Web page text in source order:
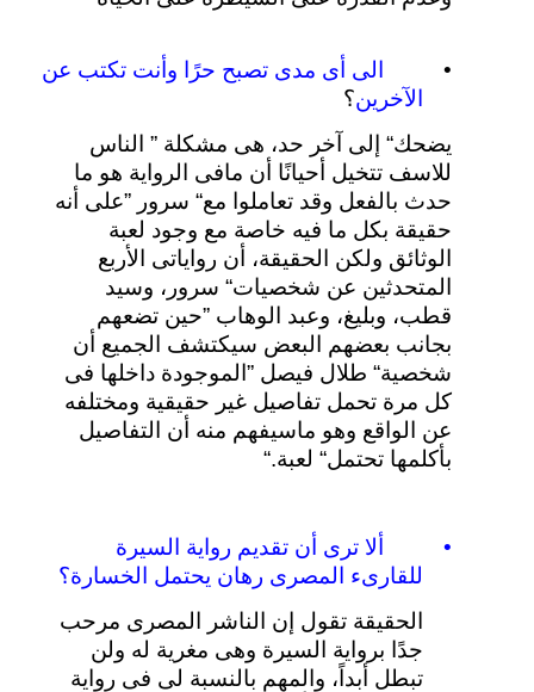
• الى أى مدى تصبح حرًا وأنت تكتب عن
الآخرين؟
يضحك“ إلى آخر حد، هى مشكلة ” الناس
للاسف تتخيل أحيانًا أن مافى الرواية هو ما
حدث بالفعل وقد تعاملوا مع“ سرور ”على أنه
حقيقة بكل ما فيه خاصة مع وجود لعبة
الوثائق ولكن الحقيقة، أن رواياتى الأربع
المتحدثين عن شخصيات“ سرور، وسيد
قطب، وبليغ، وعبد الوهاب ”حين تضعهم
بجانب بعضهم البعض سيكتشف الجميع أن
شخصية“ طلال فيصل ”الموجودة داخلها فى
كل مرة تحمل تفاصيل غير حقيقية ومختلفه
عن الواقع وهو ماسيفهم منه أن التفاصيل
بأكلمها تحتمل“ لعبة“.
• ألا ترى أن تقديم رواية
السيرة
للقارىء
المصرى رهان يحتمل
الخسارة؟
الحقيقة تقول إن الناشر المصرى مرحب
جدًا برواية السيرة وهى مغرية له ولن
تبطل أبداً، والمهم بالنسبة لى فى رواية